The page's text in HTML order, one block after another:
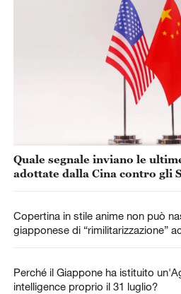
Quale segnale inviano le
adottate dalla Cina contro gli
Copertina in stile anime non può
giapponese di “rimilitarizzazione”
Perché il Giappone ha istituito
intelligence proprio il 31 luglio?